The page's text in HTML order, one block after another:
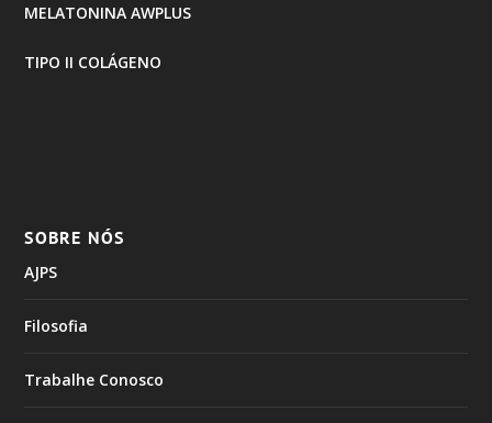
MELATONINA AWPLUS
TIPO II COLÁGENO
SOBRE NÓS
AJPS
Filosofia
Trabalhe Conosco